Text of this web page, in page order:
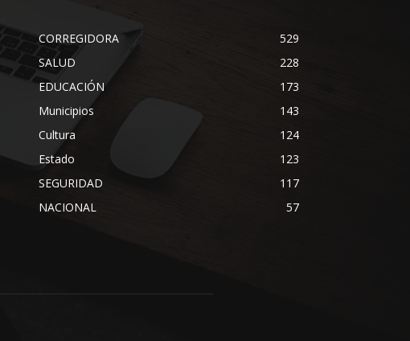
CORREGIDORA
529
SALUD
228
EDUCACIÓN
173
Municipios
143
Cultura
124
Estado
123
SEGURIDAD
117
NACIONAL
57